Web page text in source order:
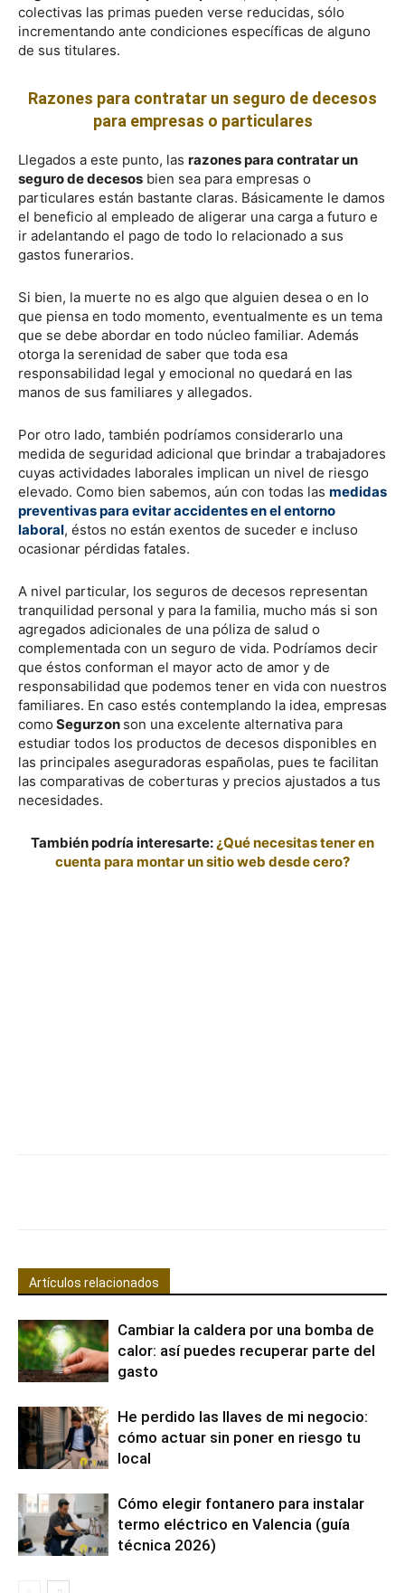
colectivas las primas pueden verse reducidas, sólo
incrementando ante condiciones específicas de alguno
de sus titulares.
Razones para contratar un seguro de decesos
para empresas o particulares
Llegados a este punto, las razones para contratar un
seguro de decesos bien sea para empresas o
particulares están bastante claras. Básicamente le damos
el beneficio al empleado de aligerar una carga a futuro e
ir adelantando el pago de todo lo relacionado a sus
gastos funerarios.
Si bien, la muerte no es algo que alguien desea o en lo
que piensa en todo momento, eventualmente es un tema
que se debe abordar en todo núcleo familiar. Además
otorga la serenidad de saber que toda esa
responsabilidad legal y emocional no quedará en las
manos de sus familiares y allegados.
Por otro lado, también podríamos considerarlo una
medida de seguridad adicional que brindar a trabajadores
cuyas actividades laborales implican un nivel de riesgo
elevado. Como bien sabemos, aún con todas las medidas
preventivas para evitar accidentes en el entorno
laboral, éstos no están exentos de suceder e incluso
ocasionar pérdidas fatales.
A nivel particular, los seguros de decesos representan
tranquilidad personal y para la familia, mucho más si son
agregados adicionales de una póliza de salud o
complementada con un seguro de vida. Podríamos decir
que éstos conforman el mayor acto de amor y de
responsabilidad que podemos tener en vida con nuestros
familiares. En caso estés contemplando la idea, empresas
como Segurzon son una excelente alternativa para
estudiar todos los productos de decesos disponibles en
las principales aseguradoras españolas, pues te facilitan
las comparativas de coberturas y precios ajustados a tus
necesidades.
También podría interesarte:¿Qué necesitas tener en
cuenta para montar un sitio web desde cero?
Artículos relacionados
Cambiar la caldera por una bomba de
calor: así puedes recuperar parte del
gasto
He perdido las llaves de mi negocio:
cómo actuar sin poner en riesgo tu
local
Cómo elegir fontanero para instalar
termo eléctrico en Valencia (guía
técnica 2026)